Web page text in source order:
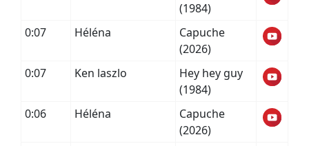
(1984)
0:07
Héléna
Capuche
(2026)
0:07
Ken laszlo
Hey hey guy
(1984)
0:06
Héléna
Capuche
(2026)